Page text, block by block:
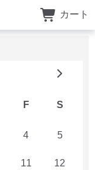
カート
F S
4 5
11 12